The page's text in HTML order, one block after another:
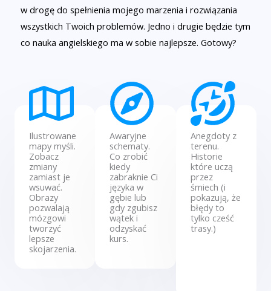
w drogę do spełnienia mojego marzenia i rozwiązania
wszystkich Twoich problemów. Jedno i drugie będzie tym
co nauka angielskiego ma w sobie najlepsze. Gotowy?
Ilustrowane
mapy myśli.
Zobacz
zmiany
zamiast je
wsuwać.
Obrazy
pozwalają
mózgowi
tworzyć
lepsze
skojarzenia.​
Awaryjne
schematy.
Co zrobić
kiedy
zabraknie Ci
języka w
gębie lub
gdy zgubisz
wątek i
odzyskać
kurs.
Anegdoty z
terenu.
Historie
które uczą
przez
śmiech (i
pokazują, że
błędy to
tylko cześć
trasy.)​